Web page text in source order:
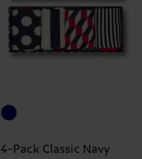
4-Pack Classic Navy